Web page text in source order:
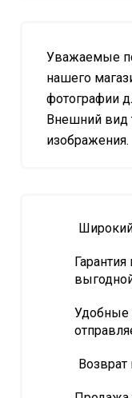
Уважаемые
нашего
фотографии
Внешний вид
изображения.
Удобные